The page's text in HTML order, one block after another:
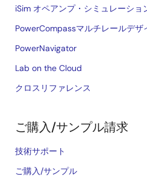
iSim オペアンプ・シミュレーショ
PowerCompassマルチレールデザ
PowerNavigator
Lab on the Cloud
クロスリファレンス
ご購入/サンプル請求
技術サポート
ご購入/サンプル